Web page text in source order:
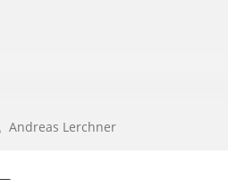
Andreas Lerchner